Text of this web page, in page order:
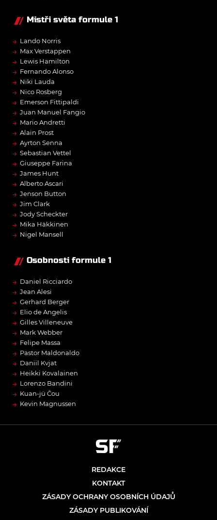
Mistři světa formule 1
→ Lando Norris
→ Max Verstappen
→ Lewis Hamilton
→ Fernando Alonso
→ Niki Lauda
→ Nico Rosberg
→ Emerson Fittipaldi
→ Juan Manuel Fangio
→ Mario Andretti
→ Alain Prost
→ Ayrton Senna
→ Sebastian Vettel
→ Giuseppe Farina
→ James Hunt
→ Alberto Ascari
→ Jenson Button
→ Jim Clark
→ Jody Scheckter
→ Mika Häkkinen
→ Nigel Mansell
Osobnosti formule 1
→ Daniel Ricciardo
→ Jean Alesi
→ Gerhard Berger
→ Elio de Angelis
→ Gilles Villeneuve
→ Mark Webber
→ Felipe Massa
→ Pastor Maldonaldo
→ Daniil Kvjat
→ Heikki Kovalainen
→ Lorenzo Bandini
→ Kuan-jü Čou
→ Kevin Magnussen
REDAKCE
KONTAKT
ZÁSADY OCHRANY OSOBNÍCH ÚDAJŮ
ZÁSADY PUBLIKOVÁNÍ